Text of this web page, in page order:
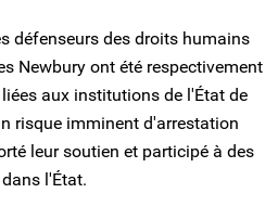
défenseurs des droits humains
Newbury ont été respectivement
aux institutions de l'État de
risque imminent d'arrestation
leur soutien et participé à des
l'État.